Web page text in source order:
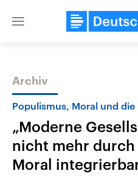
Close
Themen
Archiv
Populismus, Moral und
„Moderne
nicht mehr
Moral